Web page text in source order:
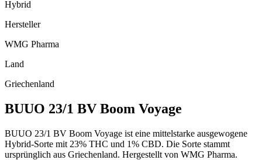
Hybrid
Hersteller
WMG Pharma
Land
Griechenland
BUUO 23/1 BV Boom Voyage
BUUO 23/1 BV Boom Voyage ist eine mittelstarke ausgewogene
Hybrid-Sorte mit 23% THC und 1% CBD. Die Sorte stammt
ursprünglich aus Griechenland. Hergestellt von WMG Pharma.